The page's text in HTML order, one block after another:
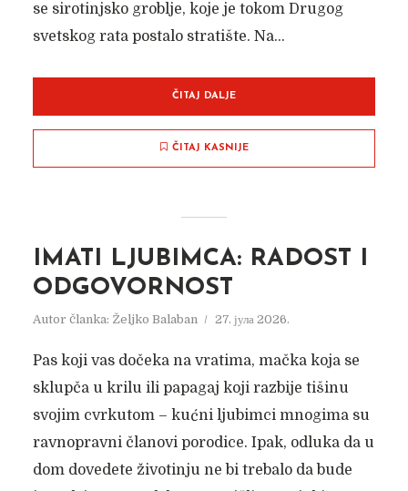
se sirotinjsko groblje, koje je tokom Drugog
svetskog rata postalo stratište. Na...
ČITAJ DALJE
ČITAJ KASNIJE
IMATI LJUBIMCA: RADOST I
ODGOVORNOST
Autor članka: Željko Balaban 27. јула 2026.
Pas koji vas dočeka na vratima, mačka koja se
sklupča u krilu ili papagaj koji razbije tišinu
svojim cvrkutom – kućni ljubimci mnogima su
ravnopravni članovi porodice. Ipak, odluka da u
dom dovedete životinju ne bi trebalo da bude